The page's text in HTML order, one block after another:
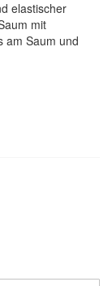
elastischer
mit
am Saum und